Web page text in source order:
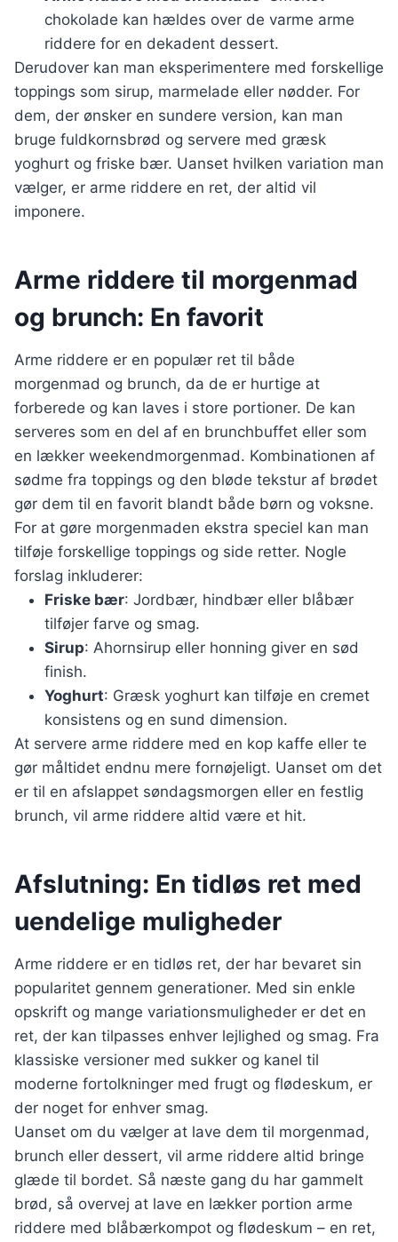
chokolade kan hældes over de varme arme
riddere for en dekadent dessert.
Derudover kan man eksperimentere med forskellige
toppings som sirup, marmelade eller nødder. For
dem, der ønsker en sundere version, kan man
bruge fuldkornsbrød og servere med græsk
yoghurt og friske bær. Uanset hvilken variation man
vælger, er arme riddere en ret, der altid vil
imponere.
Arme riddere til morgenmad
og brunch: En favorit
Arme riddere er en populær ret til både
morgenmad og brunch, da de er hurtige at
forberede og kan laves i store portioner. De kan
serveres som en del af en brunchbuffet eller som
en lækker weekendmorgenmad. Kombinationen af
sødme fra toppings og den bløde tekstur af brødet
gør dem til en favorit blandt både børn og voksne.
For at gøre morgenmaden ekstra speciel kan man
tilføje forskellige toppings og side retter. Nogle
forslag inkluderer:
Friske bær: Jordbær, hindbær eller blåbær
tilføjer farve og smag.
Sirup: Ahornsirup eller honning giver en sød
finish.
Yoghurt: Græsk yoghurt kan tilføje en cremet
konsistens og en sund dimension.
At servere arme riddere med en kop kaffe eller te
gør måltidet endnu mere fornøjeligt. Uanset om det
er til en afslappet søndagsmorgen eller en festlig
brunch, vil arme riddere altid være et hit.
Afslutning: En tidløs ret med
uendelige muligheder
Arme riddere er en tidløs ret, der har bevaret sin
popularitet gennem generationer. Med sin enkle
opskrift og mange variationsmuligheder er det en
ret, der kan tilpasses enhver lejlighed og smag. Fra
klassiske versioner med sukker og kanel til
moderne fortolkninger med frugt og flødeskum, er
der noget for enhver smag.
Uanset om du vælger at lave dem til morgenmad,
brunch eller dessert, vil arme riddere altid bringe
glæde til bordet. Så næste gang du har gammelt
brød, så overvej at lave en lækker portion arme
riddere med blåbærkompot og flødeskum – en ret,